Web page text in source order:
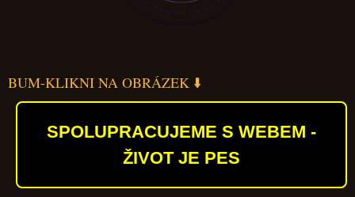
BUM-KLIKNI NA OBRÁZEK ⬇️
SPOLUPRACUJEME S WEBEM -
ŽIVOT JE PES